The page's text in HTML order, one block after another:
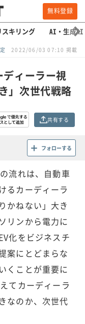
無料登録
スキリング AI・生成AI
2022/06/03 07:10 掲載
ディーラー視
」次世代戦略
共有する
フォローする
流れは、自動車
るカーディーラ
かねない」大き
リンから電力に
化をビジネスチ
案にとどまらな
くことが重要に
てカーディーラ
なのか、次世代